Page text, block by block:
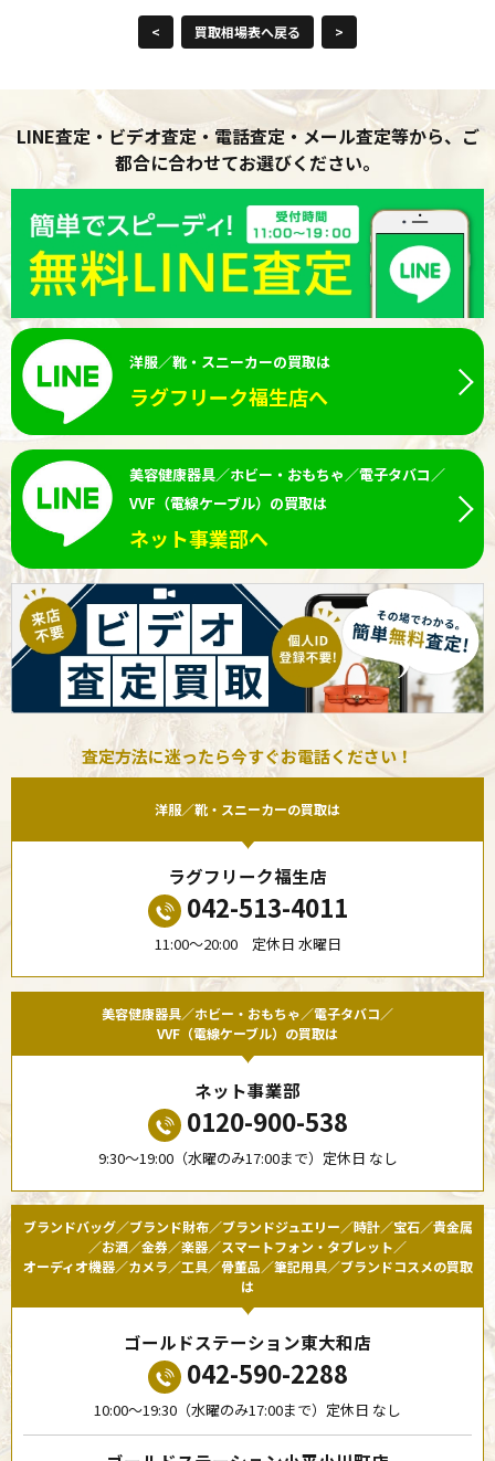
< 買取相場表へ戻る >
LINE査定・ビデオ査定・電話査定・メール査定等から、ご
都合に合わせてお選びください。
洋服／靴・スニーカーの買取は
ラグフリーク福生店へ
美容健康器具／ホビー・おもちゃ／電子タバコ／
VVF（電線ケーブル）の買取は
ネット事業部へ
査定方法に迷ったら今すぐお電話ください！
洋服／靴・スニーカーの買取は
ラグフリーク福生店
042-513-4011
11:00〜20:00 定休日 水曜日
美容健康器具／ホビー・おもちゃ／電子タバコ／
VVF（電線ケーブル）の買取は
ネット事業部
0120-900-538
9:30〜19:00（水曜のみ17:00まで）定休日 なし
ブランドバッグ／ブランド財布／ブランドジュエリー／時計／宝石／貴金属
／お酒／金券／楽器／スマートフォン・タブレット／
オーディオ機器／カメラ／工具／骨董品／筆記用具／ブランドコスメの買取
は
ゴールドステーション東大和店
042-590-2288
10:00〜19:30（水曜のみ17:00まで）定休日 なし